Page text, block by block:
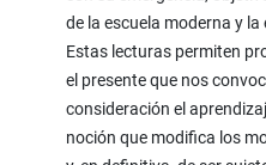
de la escuela moderna y
Estas lecturas permiten
el presente que nos
consideración el
noción que modifica los